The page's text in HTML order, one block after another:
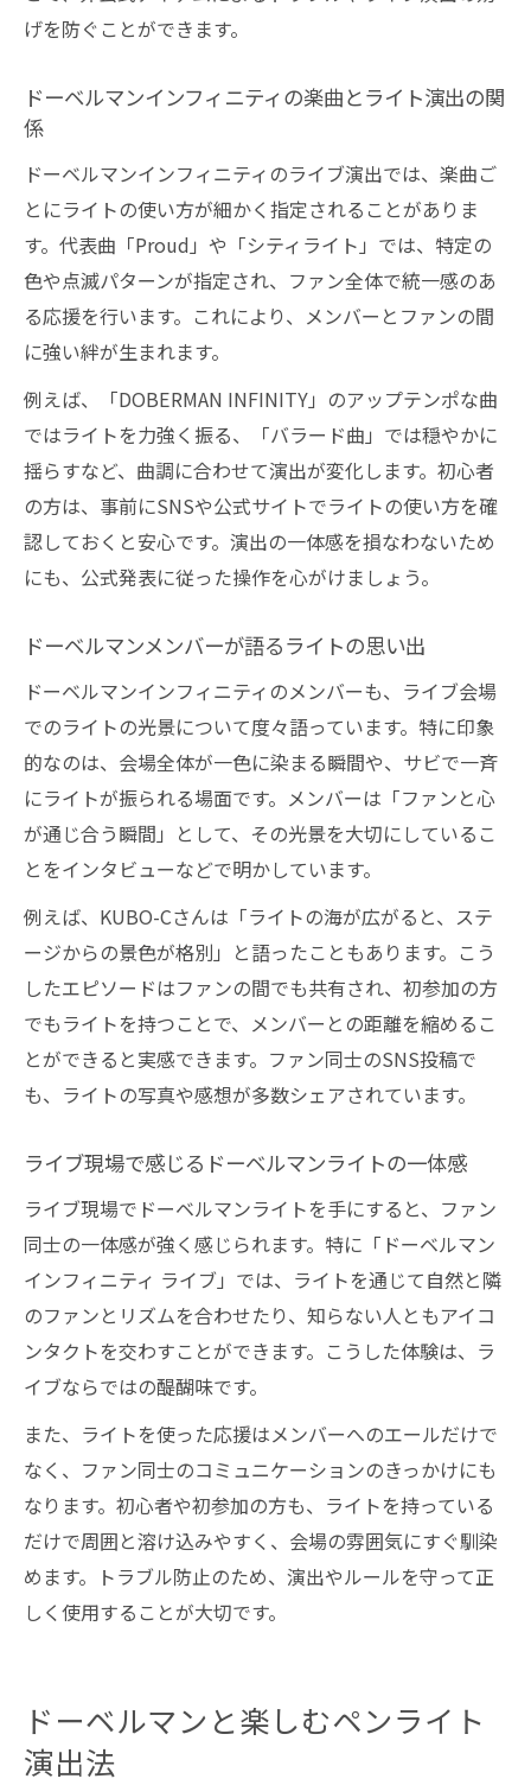
上がるコツ
クニック
ッズ紹介
ファン必携ドーベルマングッズでライブを
満喫
ドーベルマンライブに欠かせないライト活用術
ドーベルマンライブで光るペンライトの魅
力
ドーベルマンインフィニティライブの必須
ライト術
ライブを盛り上げるドーベルマンライトの
使い方
ドーベルマンのステージで映えるライトテ
クニック
のコツ
最新グッズで広がるライブ観戦の楽しみ方
ドーベルマン最新グッズでライブ観戦をア
ップデート
ドーベルマンインフィニティグッズの注目
ポイント
選び方
ドーベルマンファン注目の新作グッズ活用
ドーベルマンライトとグッズで楽しむライ
ブ空間
げを防ぐことができます。
ドーベルマンインフィニティの楽曲とライト演出の関
係
ドーベルマンインフィニティのライブ演出では、楽曲ご
とにライトの使い方が細かく指定されることがありま
す。代表曲「Proud」や「シティライト」では、特定の
色や点滅パターンが指定され、ファン全体で統一感のあ
る応援を行います。これにより、メンバーとファンの間
に強い絆が生まれます。
例えば、「DOBERMAN INFINITY」のアップテンポな曲
ではライトを力強く振る、「バラード曲」では穏やかに
揺らすなど、曲調に合わせて演出が変化します。初心者
の方は、事前にSNSや公式サイトでライトの使い方を確
認しておくと安心です。演出の一体感を損なわないため
にも、公式発表に従った操作を心がけましょう。
ドーベルマンメンバーが語るライトの思い出
ドーベルマンインフィニティのメンバーも、ライブ会場
でのライトの光景について度々語っています。特に印象
的なのは、会場全体が一色に染まる瞬間や、サビで一斉
にライトが振られる場面です。メンバーは「ファンと心
が通じ合う瞬間」として、その光景を大切にしているこ
とをインタビューなどで明かしています。
例えば、KUBO-Cさんは「ライトの海が広がると、ステ
ージからの景色が格別」と語ったこともあります。こう
したエピソードはファンの間でも共有され、初参加の方
でもライトを持つことで、メンバーとの距離を縮めるこ
とができると実感できます。ファン同士のSNS投稿で
も、ライトの写真や感想が多数シェアされています。
ライブ現場で感じるドーベルマンライトの一体感
ライブ現場でドーベルマンライトを手にすると、ファン
同士の一体感が強く感じられます。特に「ドーベルマン
インフィニティ ライブ」では、ライトを通じて自然と隣
のファンとリズムを合わせたり、知らない人ともアイコ
ンタクトを交わすことができます。こうした体験は、ラ
イブならではの醍醐味です。
また、ライトを使った応援はメンバーへのエールだけで
なく、ファン同士のコミュニケーションのきっかけにも
なります。初心者や初参加の方も、ライトを持っている
だけで周囲と溶け込みやすく、会場の雰囲気にすぐ馴染
めます。トラブル防止のため、演出やルールを守って正
しく使用することが大切です。
ドーベルマンと楽しむペンライト
演出法